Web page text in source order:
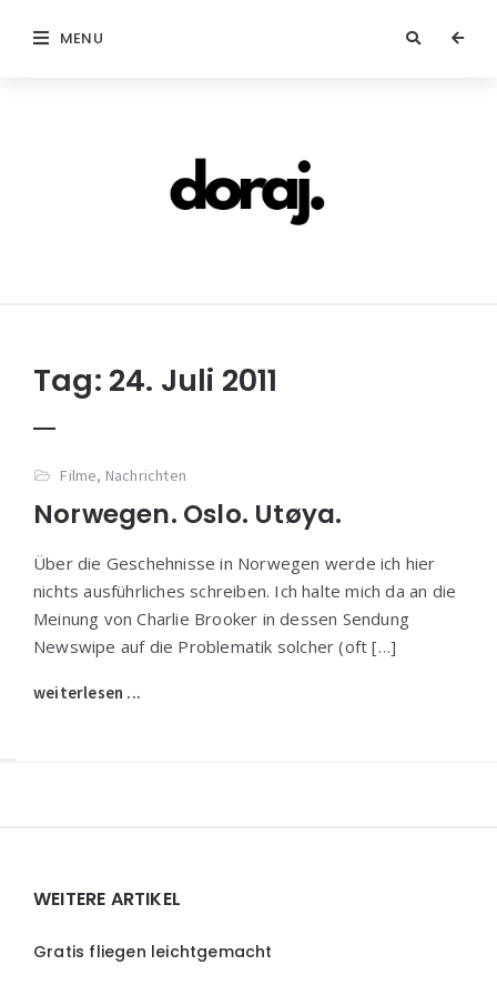
MENU
Tag: 24. Juli 2011
Filme, Nachrichten
Norwegen. Oslo. Utøya.
Über die Geschehnisse in Norwegen werde ich hier
nichts ausführliches schreiben. Ich halte mich da an die
Meinung von Charlie Brooker in dessen Sendung
Newswipe auf die Problematik solcher (oft […]
weiterlesen ...
WEITERE ARTIKEL
Gratis fliegen leichtgemacht